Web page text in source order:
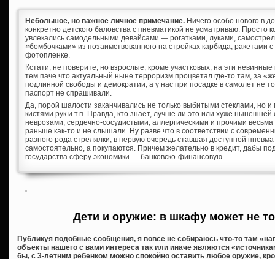
Небольшое, но важное личное примечание. Ничего особо нового в
конкретно детского баловства с пневматикой не усматриваю. Просто
увлекались самодельными девайсами — рогатками, луками,
«бомбочками» из позаимствованного на стройках карбида, ракетами
фотопленке.
Кстати, не поверите, но взрослые, кроме участковых, на эти
тем паче что актуальный ныне терроризм процветал где-то там, за
подлинной свободы и демократии, а у нас при посадке в самолет не
паспорт не спрашивали.
Да, порой шалости заканчивались не только выбитыми стеклами, но
кистями рук и т.п. Правда, кто знает, лучше ли это или хуже
неврозами, сердечно-сосудистыми, аллергическими и прочими
раньше как-то и не слышали. Ну разве что в соответствии с
разного рода стрелялки, в первую очередь ставшая доступной
самостоятельно, а покупаются. Причем желательно в кредит, дабы
государства сферу экономики — банковско-финансовую.
Дети и оружие: в шкафу может не
Публикуя подобные сообщения, я вовсе не собираюсь что-то там
объекты нашего с вами интереса так или иначе являются
бы, с 3-летним ребенком можно спокойно оставить любое оружие,